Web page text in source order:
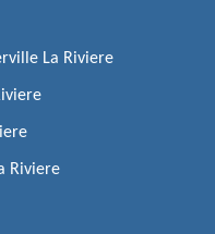
La Riviere
Riviere